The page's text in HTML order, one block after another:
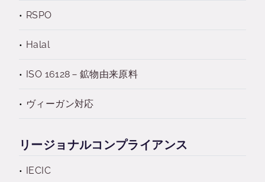
RSPO
Halal
ISO 16128－鉱物由来原料
ヴィーガン対応
リージョナルコンプライアンス
IECIC